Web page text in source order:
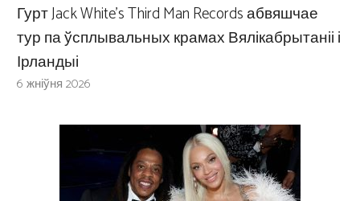
Гурт Jack White’s Third Man Records абвяшчае
тур па ўсплывальных крамах Вялікабрытаніі і
Ірландыі
6 жніўня 2026